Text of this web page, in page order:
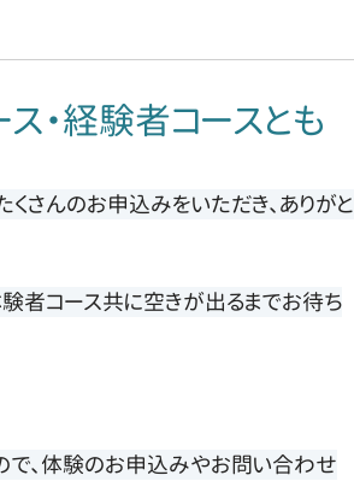
・経験者コースとも
さんのお申込みをいただき、ありがと
験者コース共に空きが出るまでお待ち
で、体験のお申込みやお問い合わせ